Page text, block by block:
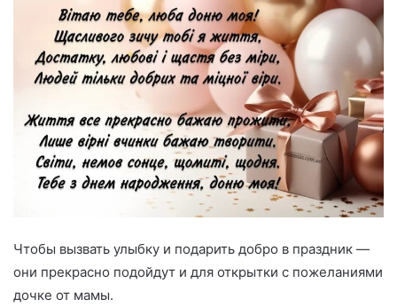
Чтобы вызвать улыбку и подарить добро в праздник —
они прекрасно подойдут и для открытки с пожеланиями
дочке от мамы.